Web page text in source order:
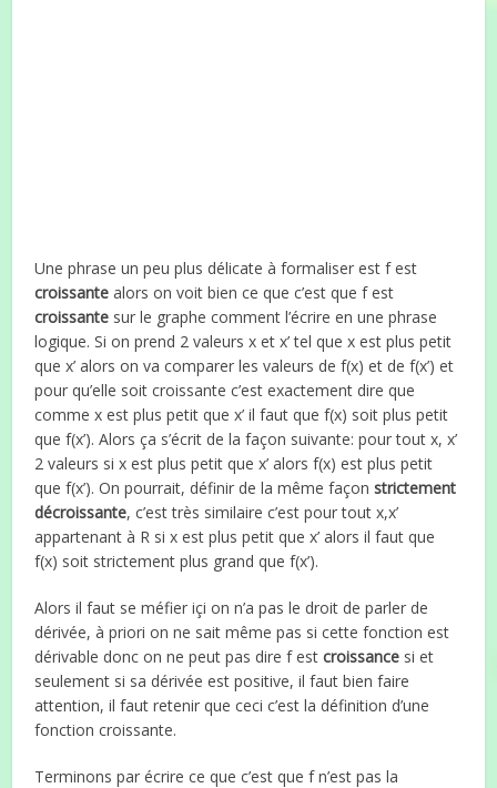
Une phrase un peu plus délicate à formaliser est f est
croissante alors on voit bien ce que c’est que f est
croissante sur le graphe comment l’écrire en une phrase
logique. Si on prend 2 valeurs x et x’ tel que x est plus petit
que x’ alors on va comparer les valeurs de f(x) et de f(x’) et
pour qu’elle soit croissante c’est exactement dire que
comme x est plus petit que x’ il faut que f(x) soit plus petit
que f(x’). Alors ça s’écrit de la façon suivante: pour tout x, x’
2 valeurs si x est plus petit que x’ alors f(x) est plus petit
que f(x’). On pourrait, définir de la même façonstrictement
décroissante, c’est très similaire c’est pour tout x,x’
appartenant à R si x est plus petit que x’ alors il faut que
f(x) soit strictement plus grand que f(x’).
Alors il faut se méfier içi on n’a pas le droit de parler de
dérivée, à priori on ne sait même pas si cette fonction est
dérivable donc on ne peut pas dire f estcroissance si et
seulement si sa dérivée est positive, il faut bien faire
attention, il faut retenir que ceci c’est la définition d’une
fonction croissante.
Terminons par écrire ce que c’est que f n’est pas la